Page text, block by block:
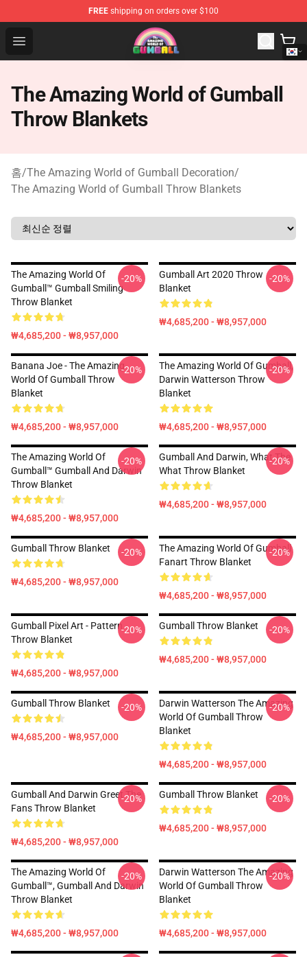
FREE shipping on orders over $100
Open menu
The Amazing World of Gumball Store - Official The
The Amazing World of Gumball
Throw Blankets
홈/The Amazing World of Gumball Decoration/
The Amazing World of Gumball Throw Blankets
The Amazing World Of
Gumball™ Gumball Smiling
Throw Blanket
₩4,685,200 - ₩8,957,000
-20%
Gumball Art 2020 Throw
Blanket
₩4,685,200 - ₩8,957,000
-20%
Banana Joe - The Amazing
World Of Gumball Throw
Blanket
₩4,685,200 - ₩8,957,000
-20%
The Amazing World Of Gumball,
Darwin Watterson Throw
Blanket
₩4,685,200 - ₩8,957,000
-20%
The Amazing World Of
Gumball™ Gumball And Darwin
Throw Blanket
₩4,685,200 - ₩8,957,000
-20%
Gumball And Darwin, What The
What Throw Blanket
₩4,685,200 - ₩8,957,000
-20%
Gumball Throw Blanket
₩4,685,200 - ₩8,957,000
-20%
The Amazing World Of Gumball
Fanart Throw Blanket
₩4,685,200 - ₩8,957,000
-20%
Gumball Pixel Art - Pattern
Throw Blanket
₩4,685,200 - ₩8,957,000
-20% Gumball Throw Blanket
₩4,685,200 - ₩8,957,000
-20%
Gumball Throw Blanket
₩4,685,200 - ₩8,957,000
-20%
Darwin Watterson The Amazing
World Of Gumball Throw
Blanket
₩4,685,200 - ₩8,957,000
-20%
Gumball And Darwin Greet The
Fans Throw Blanket
₩4,685,200 - ₩8,957,000
-20% Gumball Throw Blanket
₩4,685,200 - ₩8,957,000
-20%
The Amazing World Of
Gumball™, Gumball And Darwin
Throw Blanket
₩4,685,200 - ₩8,957,000
-20%
Darwin Watterson The Amazing
World Of Gumball Throw
Blanket
₩4,685,200 - ₩8,957,000
-20%